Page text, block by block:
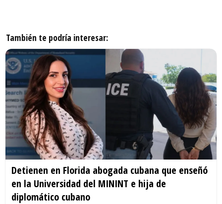
También te podría interesar:
Detienen en Florida abogada cubana que enseñó
en la Universidad del MININT e hija de
diplomático cubano